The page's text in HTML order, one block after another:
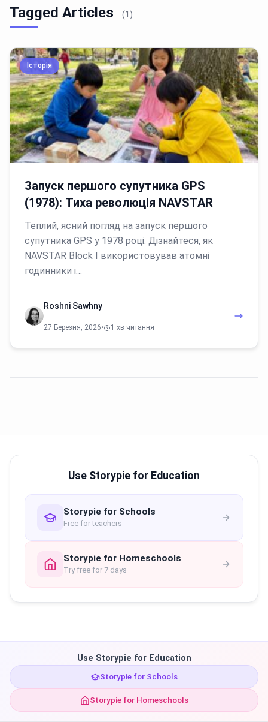
Tagged Articles (1)
Історія
Запуск першого супутника GPS
(1978): Тиха революція NAVSTAR
Теплий, ясний погляд на запуск першого
супутника GPS у 1978 році. Дізнайтеся, як
NAVSTAR Block I використовував атомні
годинники і…
Roshni Sawhny
27 Березня, 2026• 1 хв читання
Use Storypie for Education
Storypie for Schools
Free for teachers
Storypie for Homeschools
Try free for 7 days
Use Storypie for Education
Storypie for Schools
Storypie for Homeschools